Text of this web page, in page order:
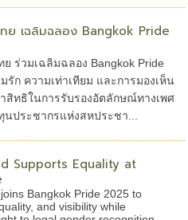
ทย เฉลิมฉลอง Bangkok Pride
ย ร่วมเฉลิมฉลอง Bangkok Pride
รัก ความเท่าเทียม และการมองเห็น
สิทธิในการรับรองอัตลักษณ์ทางเพศ
ประชากรแห่งสหประชา...
Supports Equality at
Bangkok Pride 2025 to
and visibility while